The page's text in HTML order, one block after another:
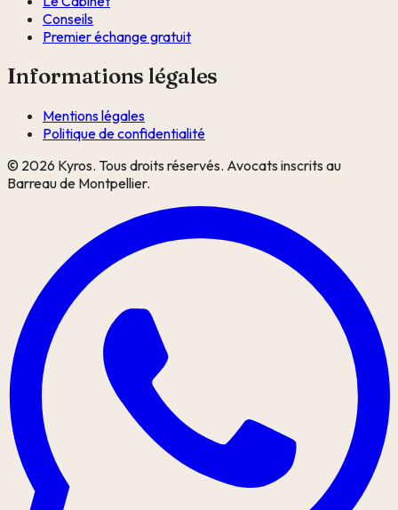
Conseils
Premier échange gratuit
Informations légales
Mentions légales
Politique de confidentialité
© 2026 Kyros. Tous droits réservés. Avocats inscrits au
Barreau de Montpellier.